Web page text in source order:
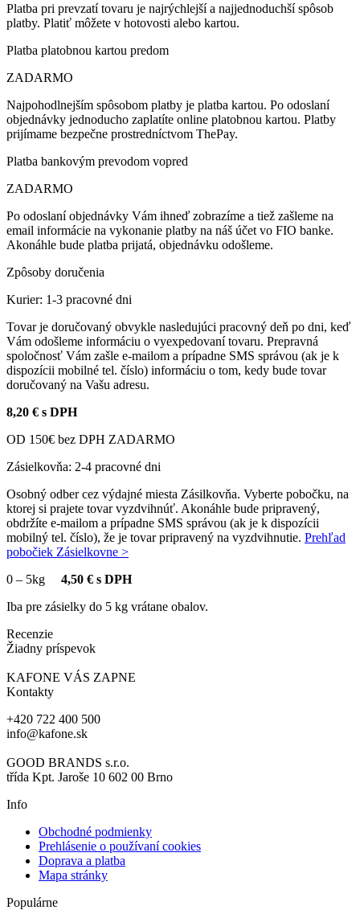
Platba pri prevzatí tovaru je najrýchlejší a najjednoduchší spôsob
platby. Platiť môžete v hotovosti alebo kartou.
Platba platobnou kartou predom
ZADARMO
Najpohodlnejším spôsobom platby je platba kartou. Po odoslaní
objednávky jednoducho zaplatíte online platobnou kartou. Platby
prijímame bezpečne prostredníctvom ThePay.
Platba bankovým prevodom vopred
ZADARMO
Po odoslaní objednávky Vám ihneď zobrazíme a tiež zašleme na
email informácie na vykonanie platby na náš účet vo FIO banke.
Akonáhle bude platba prijatá, objednávku odošleme.
Zpôsoby doručenia
Kurier: 1-3 pracovné dni
Tovar je doručovaný obvykle nasledujúci pracovný deň po dni, keď
Vám odošleme informáciu o vyexpedovaní tovaru. Prepravná
spoločnosť Vám zašle e-mailom a prípadne SMS správou (ak je k
dispozícii mobilné tel. číslo) informáciu o tom, kedy bude tovar
doručovaný na Vašu adresu.
8,20 € s DPH
OD 150€ bez DPH ZADARMO
Zásielkovňa: 2-4 pracovné dni
Osobný odber cez výdajné miesta Zásilkovňa. Vyberte pobočku, na
ktorej si prajete tovar vyzdvihnúť. Akonáhle bude pripravený,
obdržíte e-mailom a prípadne SMS správou (ak je k dispozícii
mobilný tel. číslo), že je tovar pripravený na vyzdvihnutie. Prehľad
pobočiek Zásielkovne >
0 – 5kg 4,50 € s DPH
Iba pre zásielky do 5 kg vrátane obalov.
Recenzie
Žiadny príspevok
KAFONE VÁS ZAPNE
Kontakty
+420 722 400 500
info@kafone.sk
GOOD BRANDS s.r.o.
třída Kpt. Jaroše 10 602 00 Brno
Info
Obchodné podmienky
Prehlásenie o používaní cookies
Doprava a platba
Mapa stránky
Populárne